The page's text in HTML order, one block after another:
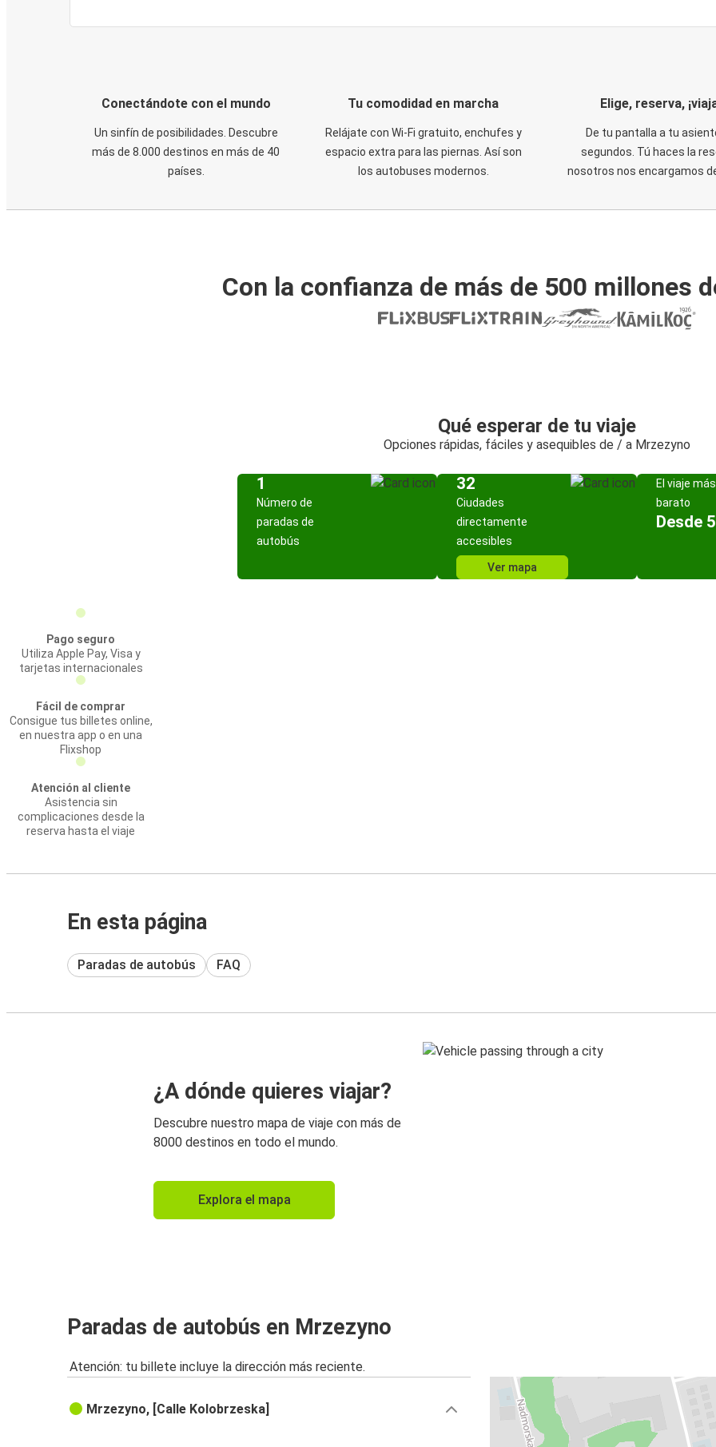
Conectándote con el mundo
Un sinfín de posibilidades. Descubre
más de 8.000 destinos en más de 40
países.
Tu comodidad en marcha
Relájate con Wi-Fi gratuito, enchufes y
espacio extra para las piernas. Así son
los autobuses modernos.
Elige, reserva,
De tu pantalla a tu
segundos. Tú haces la
nosotros nos encargamos
Con la confianza de más de 500 millones
Qué esperar de tu viaje
Opciones rápidas, fáciles y asequibles de / a Mrzezyno
1
Número de
paradas de
autobús
32
Ciudades
directamente
accesibles
Ver mapa
El viaje más
barato
Desde
Pago seguro
Utiliza Apple Pay, Visa y
tarjetas internacionales
Fácil de comprar
Consigue tus billetes online,
en nuestra app o en una
Flixshop
Atención al cliente
Asistencia sin
complicaciones desde la
reserva hasta el viaje
En esta página
Paradas de autobús FAQ
¿A dónde quieres viajar?
Descubre nuestro mapa de viaje con más de
8000 destinos en todo el mundo.
Explora el mapa
Paradas de autobús en Mrzezyno
Atención: tu billete incluye la dirección más reciente.
Mrzezyno, [Calle Kolobrzeska]